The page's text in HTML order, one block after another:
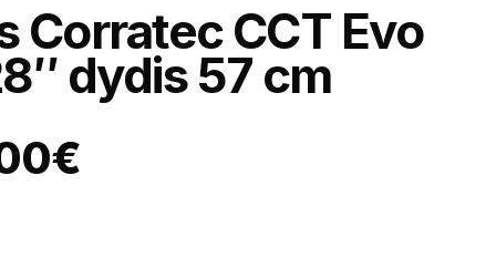
Corratec CCT Evo
dydis 57 cm
€